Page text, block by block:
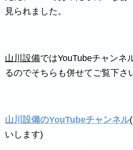
見られました。
山川設備ではYouTubeチャンネ
るのでそちらも併せてご覧下さ
山川設備のYouTubeチャンネル
いします)